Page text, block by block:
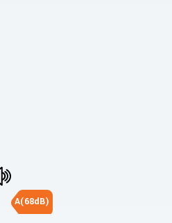
A(68dB)